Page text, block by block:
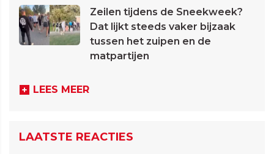
Zeilen tijdens de Sneekweek?
Dat lijkt steeds vaker bijzaak
tussen het zuipen en de
matpartijen
LEES MEER
LAATSTE REACTIES